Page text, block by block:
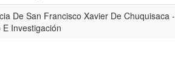
De San Francisco Xavier De Chuquisaca -
Investigación